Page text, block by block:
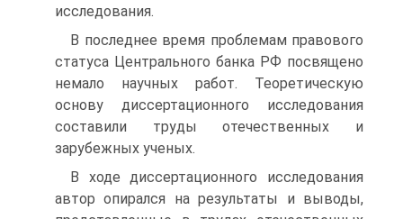
исследования.
В последнее время проблемам правового
статуса Центрального банка РФ посвящено
немало научных работ. Теоретическую
основу диссертационного исследования
составили труды отечественных и
зарубежных ученых.
В ходе диссертационного исследования
автор опирался на результаты и выводы,